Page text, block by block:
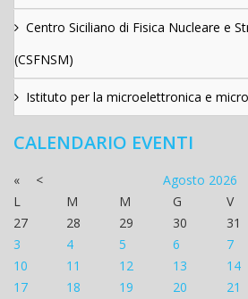
Centro Siciliano di Fisica Nucleare e
(CSFNSM)
Istituto per la microelettronica e
CALENDARIO EVENTI
« < Agosto 2026
L
M M G V
27
28 29 30 31
3
4 5 6 7
10
11 12 13 14
17
18 19 20 21